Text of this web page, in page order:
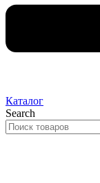
Каталог
Search